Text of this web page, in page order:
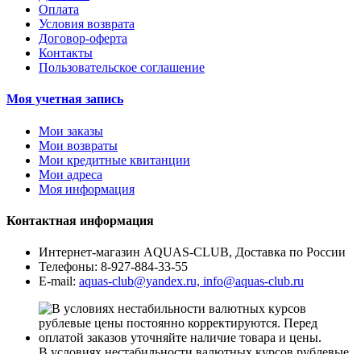
Оплата
Условия возврата
Договор-оферта
Контакты
Пользовательское соглашение
Моя учетная запись
Мои заказы
Мои возвраты
Мои кредитные квитанции
Мои адреса
Моя информация
Контактная информация
Интернет-магазин AQUAS-CLUB, Доставка по России
Телефоны: 8-927-884-33-55
E-mail: aquas-club@yandex.ru, info@aquas-club.ru